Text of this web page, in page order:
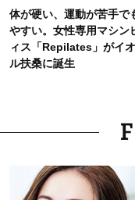
【最旬
体が硬い、運動が苦手で
やすい。女性専用マシン
ィス「Repilates」がイ
ル扶桑に誕生